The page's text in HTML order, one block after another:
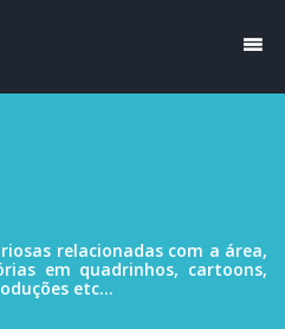
relacionadas com a área,
em quadrinhos, cartoons,
etc...